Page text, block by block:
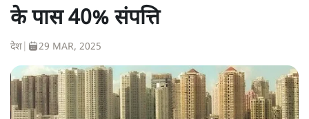
के पास 40% संपत्ति
देश 29 MAR, 2025